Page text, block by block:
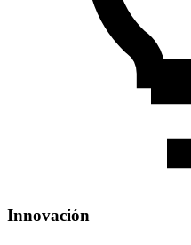
Innovación